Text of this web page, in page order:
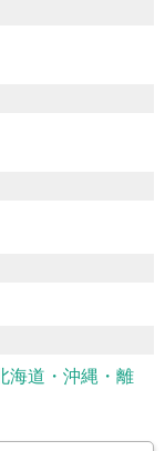
海道・沖縄・離